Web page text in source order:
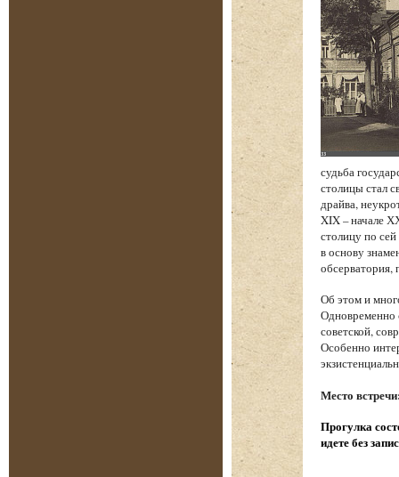
судьба
столицы стал
драйва,
XIX – начале
столицу по
в основу
обсерватория,
Об этом и
Одновременно
советской,
Особенно
Место
Прогулка
идете без